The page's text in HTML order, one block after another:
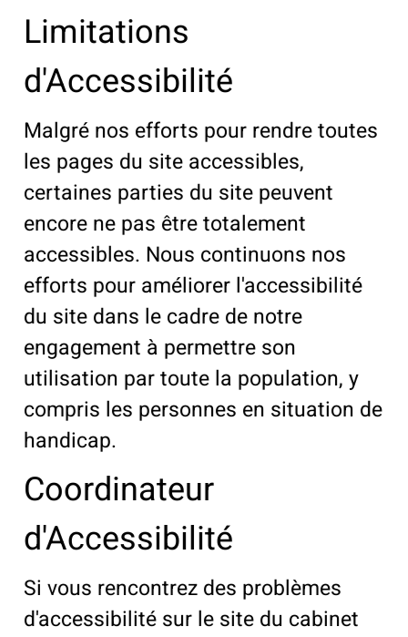
Limitations
d'Accessibilité
Malgré nos efforts pour rendre toutes
les pages du site accessibles,
certaines parties du site peuvent
encore ne pas être totalement
accessibles. Nous continuons nos
efforts pour améliorer l'accessibilité
du site dans le cadre de notre
engagement à permettre son
utilisation par toute la population, y
compris les personnes en situation de
handicap.
Coordinateur
d'Accessibilité
Si vous rencontrez des problèmes
d'accessibilité sur le site du cabinet